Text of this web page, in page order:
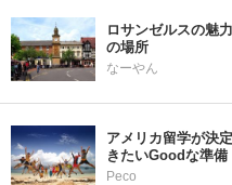
ロサンゼルスの魅
の場所
なーやん
アメリカ留学が決
きたいGoodな準備
Peco